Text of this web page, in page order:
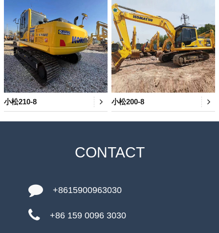
小松210-8 小松200-8
CONTACT
+8615900963030
+86 159 0096 3030